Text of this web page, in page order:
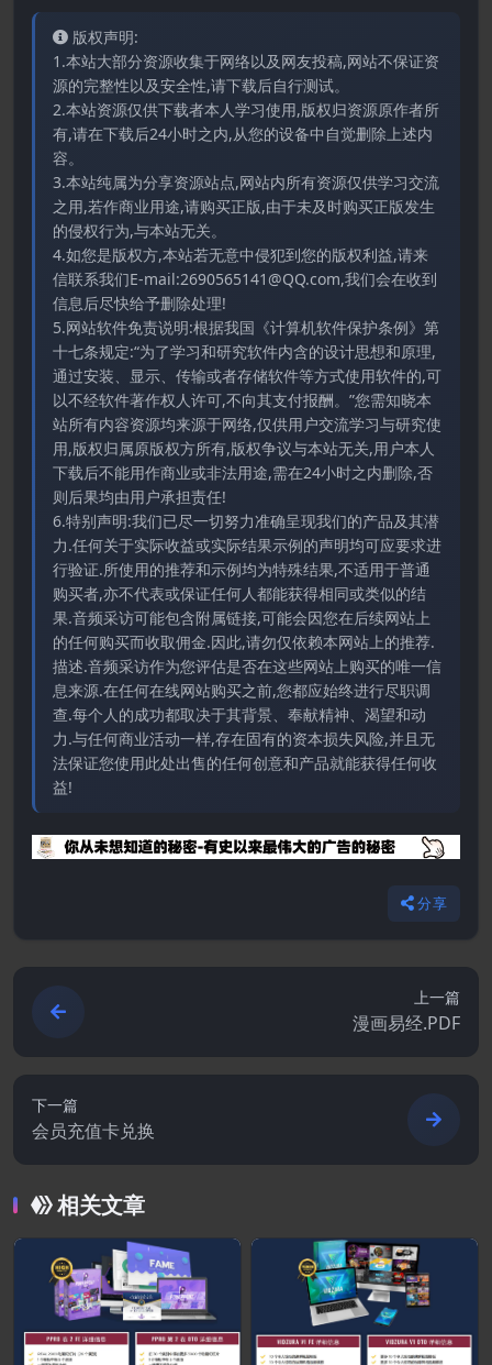
版权声明:
1.本站大部分资源收集于网络以及网友投稿,网站不保证资
源的完整性以及安全性,请下载后自行测试。
2.本站资源仅供下载者本人学习使用,版权归资源原作者所
有,请在下载后24小时之内,从您的设备中自觉删除上述内
容。
3.本站纯属为分享资源站点,网站内所有资源仅供学习交流
之用,若作商业用途,请购买正版,由于未及时购买正版发生
的侵权行为,与本站无关。
4.如您是版权方,本站若无意中侵犯到您的版权利益,请来
信联系我们E-mail:2690565141@QQ.com,我们会在收到
信息后尽快给予删除处理!
5.网站软件免责说明:根据我国《计算机软件保护条例》第
十七条规定:“为了学习和研究软件内含的设计思想和原理,
通过安装、显示、传输或者存储软件等方式使用软件的,可
以不经软件著作权人许可,不向其支付报酬。”您需知晓本
站所有内容资源均来源于网络,仅供用户交流学习与研究使
用,版权归属原版权方所有,版权争议与本站无关,用户本人
下载后不能用作商业或非法用途,需在24小时之内删除,否
则后果均由用户承担责任!
6.特别声明:我们已尽一切努力准确呈现我们的产品及其潜
力.任何关于实际收益或实际结果示例的声明均可应要求进
行验证.所使用的推荐和示例均为特殊结果,不适用于普通
购买者,亦不代表或保证任何人都能获得相同或类似的结
果.音频采访可能包含附属链接,可能会因您在后续网站上
的任何购买而收取佣金.因此,请勿仅依赖本网站上的推荐.
描述.音频采访作为您评估是否在这些网站上购买的唯一信
息来源.在任何在线网站购买之前,您都应始终进行尽职调
查.每个人的成功都取决于其背景、奉献精神、渴望和动
力.与任何商业活动一样,存在固有的资本损失风险,并且无
法保证您使用此处出售的任何创意和产品就能获得任何收
益!
分享
上一篇
漫画易经.PDF
下一篇
会员充值卡兑换
相关文章